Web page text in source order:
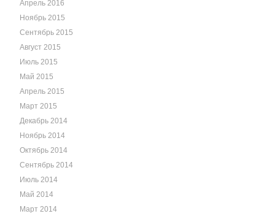
Апрель 2016
Ноябрь 2015
Сентябрь 2015
Август 2015
Июль 2015
Май 2015
Апрель 2015
Март 2015
Декабрь 2014
Ноябрь 2014
Октябрь 2014
Сентябрь 2014
Июль 2014
Май 2014
Март 2014